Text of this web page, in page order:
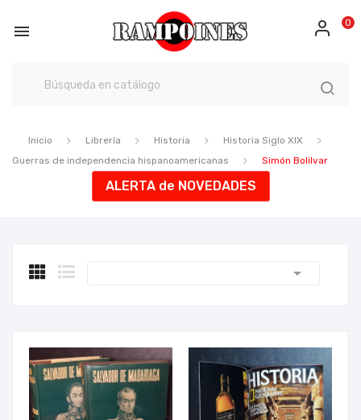
 0
Inicio Librería Historia
Historia Siglo XIX
Guerras de independencia hispanoamericanas
Simón Bolilvar
ALERTA de NOVEDADES
